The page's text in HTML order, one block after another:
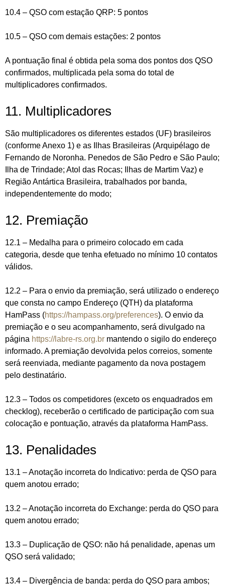
10.4 – QSO com estação QRP: 5 pontos
10.5 – QSO com demais estações: 2 pontos
A pontuação final é obtida pela soma dos pontos dos QSO
confirmados, multiplicada pela soma do total de
multiplicadores confirmados.
11. Multiplicadores
São multiplicadores os diferentes estados (UF) brasileiros
(conforme Anexo 1) e as Ilhas Brasileiras (Arquipélago de
Fernando de Noronha. Penedos de São Pedro e São Paulo;
Ilha de Trindade; Atol das Rocas; Ilhas de Martim Vaz) e
Região Antártica Brasileira, trabalhados por banda,
independentemente do modo;
12. Premiação
12.1 – Medalha para o primeiro colocado em cada
categoria, desde que tenha efetuado no mínimo 10 contatos
válidos.
12.2 – Para o envio da premiação, será utilizado o endereço
que consta no campo Endereço (QTH) da plataforma
HamPass (https://hampass.org/preferences). O envio da
premiação e o seu acompanhamento, será divulgado na
página https://labre-rs.org.br mantendo o sigilo do endereço
informado. A premiação devolvida pelos correios, somente
será reenviada, mediante pagamento da nova postagem
pelo destinatário.
12.3 – Todos os competidores (exceto os enquadrados em
checklog), receberão o certificado de participação com sua
colocação e pontuação, através da plataforma HamPass.
13. Penalidades
13.1 – Anotação incorreta do Indicativo: perda de QSO para
quem anotou errado;
13.2 – Anotação incorreta do Exchange: perda do QSO para
quem anotou errado;
13.3 – Duplicação de QSO: não há penalidade, apenas um
QSO será validado;
13.4 – Divergência de banda: perda do QSO para ambos;